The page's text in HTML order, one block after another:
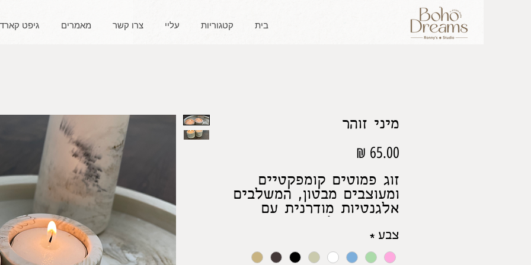
גיפט קארד מאמרים צרו קשר עליי קטגוריות בית
מיני זוהר
זוג פמוטים קומפקטיים
ומעוצבים מבטון, המשלבים
אלגנטיות מודרנית עם
מתאימים לנרות קטנים או
נרות חימום, מושלמים
צבע *